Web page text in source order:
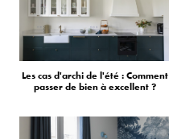
Les cas d'archi de l'été : Comment
passer de bien à excellent ?